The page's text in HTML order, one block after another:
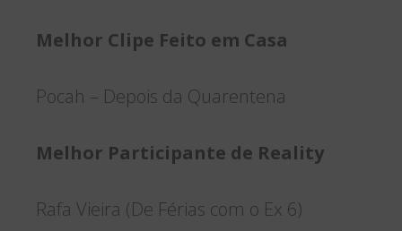
Melhor Clipe Feito em Casa
Pocah – Depois da Quarentena
Melhor Participante de Reality
Rafa Vieira (De Férias com o Ex 6)